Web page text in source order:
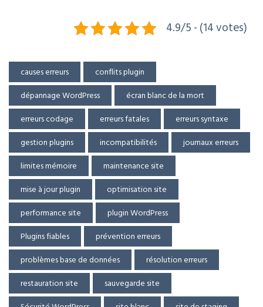
4.9/5 - (14 votes)
causes erreurs
conflits plugin
dépannage WordPress
écran blanc de la mort
erreurs codage
erreurs fatales
erreurs syntaxe
gestion plugins
incompatibilités
journaux erreurs
limites mémoire
maintenance site
mise à jour plugin
optimisation site
performance site
plugin WordPress
Plugins fiables
prévention erreurs
problèmes base de données
résolution erreurs
restauration site
sauvegarde site